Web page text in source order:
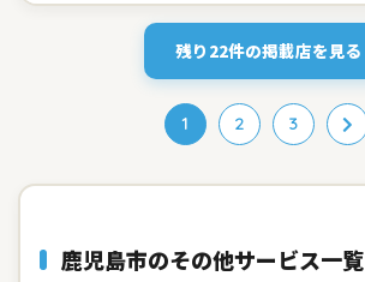
残り22件の掲載店を見る
1 2 3
鹿児島市のその他サービス一覧